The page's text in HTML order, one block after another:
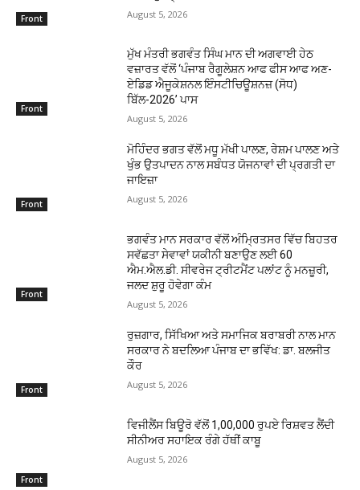
Front August 5, 2026
Front
ਮੁੱਖ ਮੰਤਰੀ ਭਗਵੰਤ ਸਿੰਘ ਮਾਨ ਦੀ ਅਗਵਾਈ ਹੇਠ
ਵਜ਼ਾਰਤ ਵੱਲੋਂ ‘ਪੰਜਾਬ ਰੈਗੂਲੇਸ਼ਨ ਆਫ ਫੀਸ ਆਫ ਅਣ-
ਏਡਿਡ ਐਜੂਕੇਸ਼ਨਲ ਇੰਸਟੀਚਿਊਸ਼ਨਜ਼ (ਸੋਧ)
ਬਿੱਲ-2026’ ਪਾਸ
August 5, 2026
Front
ਮੋਹਿੰਦਰ ਭਗਤ ਵੱਲੋਂ ਮਧੂ ਮੱਖੀ ਪਾਲਣ, ਰੇਸ਼ਮ ਪਾਲਣ ਅਤੇ
ਖੁੰਭ ਉਤਪਾਦਨ ਨਾਲ ਸਬੰਧਤ ਯੋਜਨਾਵਾਂ ਦੀ ਪ੍ਰਗਤੀ ਦਾ
ਜਾਇਜ਼ਾ
August 5, 2026
Front
ਭਗਵੰਤ ਮਾਨ ਸਰਕਾਰ ਵੱਲੋਂ ਅੰਮ੍ਰਿਤਸਰ ਵਿੱਚ ਬਿਹਤਰ
ਸਵੱਛਤਾ ਸੇਵਾਵਾਂ ਯਕੀਨੀ ਬਣਾਉਣ ਲਈ 60
ਐਮ.ਐਲ.ਡੀ. ਸੀਵਰੇਜ ਟ੍ਰੀਟਮੈਂਟ ਪਲਾਂਟ ਨੂੰ ਮਨਜ਼ੂਰੀ,
ਜਲਦ ਸ਼ੁਰੂ ਹੋਵੇਗਾ ਕੰਮ
August 5, 2026
Front
ਰੁਜ਼ਗਾਰ, ਸਿੱਖਿਆ ਅਤੇ ਸਮਾਜਿਕ ਬਰਾਬਰੀ ਨਾਲ ਮਾਨ
ਸਰਕਾਰ ਨੇ ਬਦਲਿਆ ਪੰਜਾਬ ਦਾ ਭਵਿੱਖ: ਡਾ. ਬਲਜੀਤ
ਕੌਰ
August 5, 2026
Front
ਵਿਜੀਲੈਂਸ ਬਿਊਰੋ ਵੱਲੋਂ 1,00,000 ਰੁਪਏ ਰਿਸ਼ਵਤ ਲੈਂਦੀ
ਸੀਨੀਅਰ ਸਹਾਇਕ ਰੰਗੇ ਹੱਥੀਂ ਕਾਬੂ
August 5, 2026